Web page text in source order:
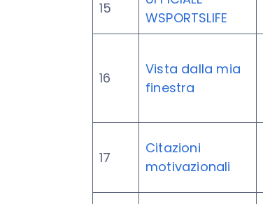
15
WSPORTSLIFE
16
Vista dalla mia
finestra
17
Citazioni
motivazionali